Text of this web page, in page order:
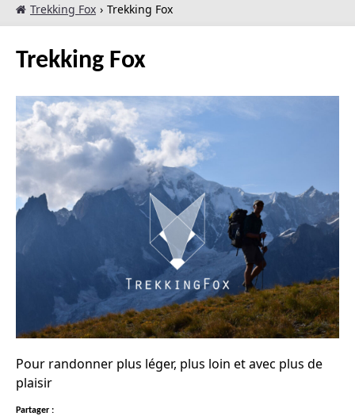
Trekking Fox › Trekking Fox
Trekking Fox
Pour randonner plus léger, plus loin et avec plus de
plaisir
Partager :